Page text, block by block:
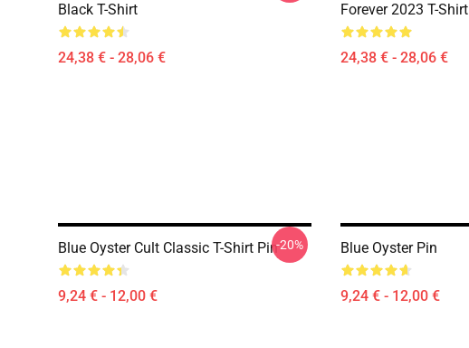
Black T-Shirt
24,38 € - 28,06 €
Forever 2023 T-Shirt
24,38 € - 28,06 €
Blue Oyster Cult Classic T-Shirt Pin
9,24 € - 12,00 €
-20% Blue Oyster Pin
9,24 € - 12,00 €